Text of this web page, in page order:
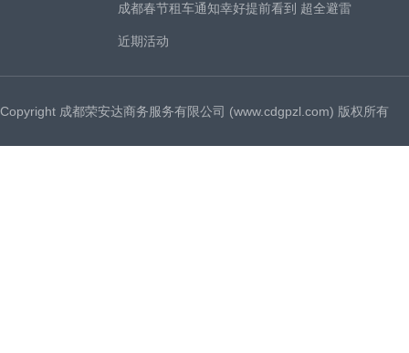
成都春节租车通知幸好提前看到 超全避雷
近期活动
Copyright 成都荣安达商务服务有限公司 (www.cdgpzl.com) 版权所有